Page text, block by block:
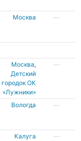
Москва —
Москва,
Детский
городок ОК
«Лужники»
—
Вологда —
Калуга —